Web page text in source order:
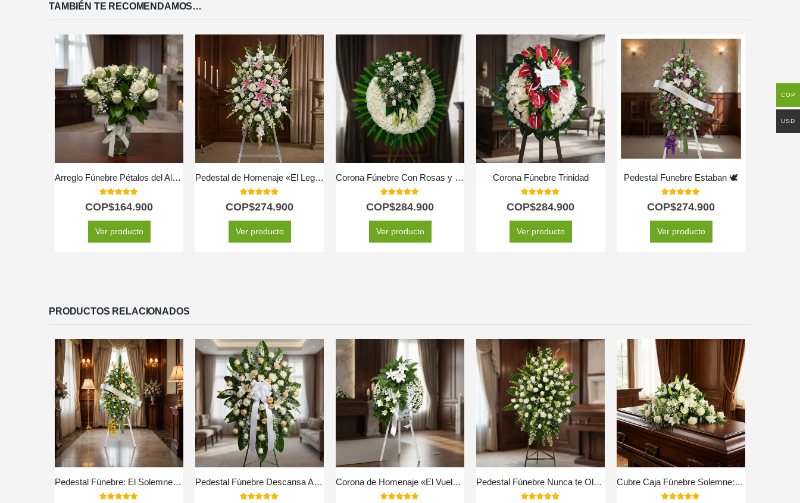
TAMBIÉN TE RECOMENDAMOS…
Arreglo Fúnebre Pétalos del Alma
5.00
COP$164.900
Ver producto
Pedestal de Homenaje «El Legado de Josafat»: Tributo Digno y Solemne 🕊️
5.00
COP$274.900
Ver producto
Corona Fúnebre Con Rosas y Lirios
5.00
COP$284.900
Ver producto
Corona Fúnebre Trinidad
5.00
COP$284.900
Ver producto
Pedestal Funebre Estaban 🕊️
5.00
COP$274.900
Ver producto
PRODUCTOS RELACIONADOS
Pedestal Fúnebre: El Solemne Homenaje a Bosco 🕊️ Pedestal Fúnebre Descansa Ahora Corona de Homenaje «El Vuelo de Uriel» 🕊️ Pedestal Fúnebre Nunca te Olvidaré Cubre Caja Fúnebre Solemne: El Respetuoso Homenaje a Lidia 🕊️
COP
USD